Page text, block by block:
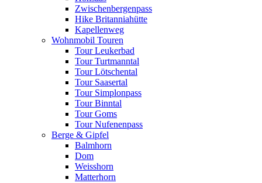
Zwischenbergenpass
Hike Britanniahütte
Kapellenweg
Wohnmobil Touren
Tour Leukerbad
Tour Turtmanntal
Tour Lötschental
Tour Saasertal
Tour Simplonpass
Tour Binntal
Tour Goms
Tour Nufenenpass
Berge & Gipfel
Balmhorn
Dom
Weisshorn
Matterhorn